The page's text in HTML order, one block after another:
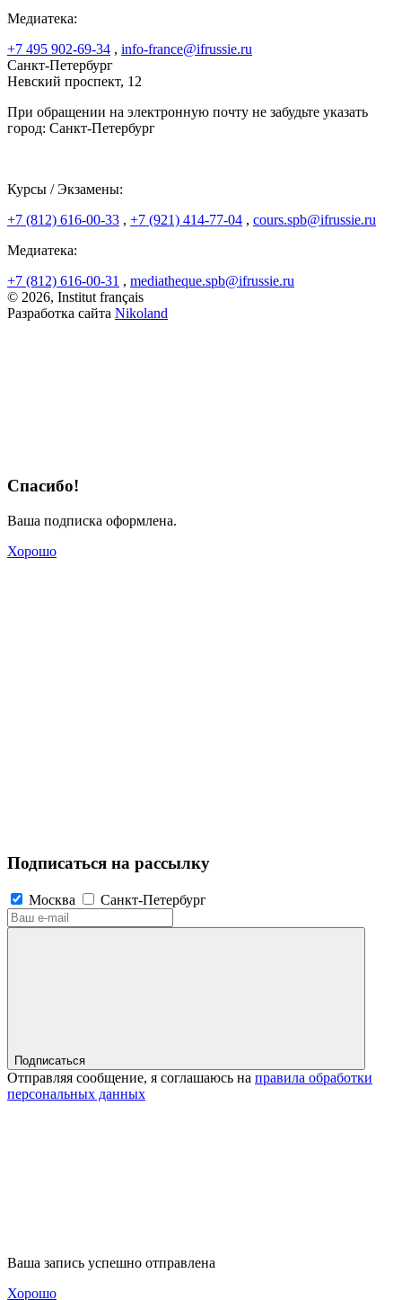
Медиатека:
+7 495 902-69-34 , info-france@ifrussie.ru
Санкт-Петербург
Невский проспект, 12
При обращении на электронную почту не забудьте указать
город: Санкт-Петербург
Курсы / Экзамены:
+7 (812) 616-00-33 , +7 (921) 414-77-04 , cours.spb@ifrussie.ru
Медиатека:
+7 (812) 616-00-31 , mediatheque.spb@ifrussie.ru
© 2026, Institut français
Разработка сайта Nikoland
Спасибо!
Ваша подписка оформлена.
Хорошо
Подписаться на рассылку
Москва Санкт-Петербург
Подписаться
Отправляя сообщение, я соглашаюсь на правила обработки
персональных данных
Ваша запись успешно отправлена
Хорошо